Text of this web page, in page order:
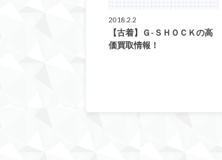
2018.2.2
【古着】Ｇ-ＳＨＯＣＫの高
価買取情報！